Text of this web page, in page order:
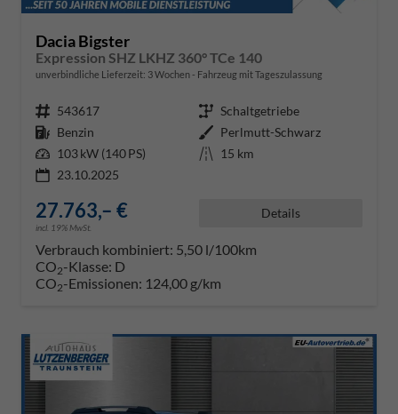
Dacia Bigster
Expression SHZ LKHZ 360° TCe 140
unverbindliche Lieferzeit: 3 Wochen Fahrzeug mit Tageszulassung
Fahrzeugnr. 543617 Getriebe Schaltgetriebe
Kraftstoff Benzin Außenfarbe Perlmutt-Schwarz
Leistung 103 kW (140 PS) Kilometerstand 15 km
23.10.2025
27.763,– €
incl. 19% MwSt.
Details
Verbrauch kombiniert: 5,50 l/100km
CO2-Klasse: D
CO2-Emissionen: 124,00 g/km